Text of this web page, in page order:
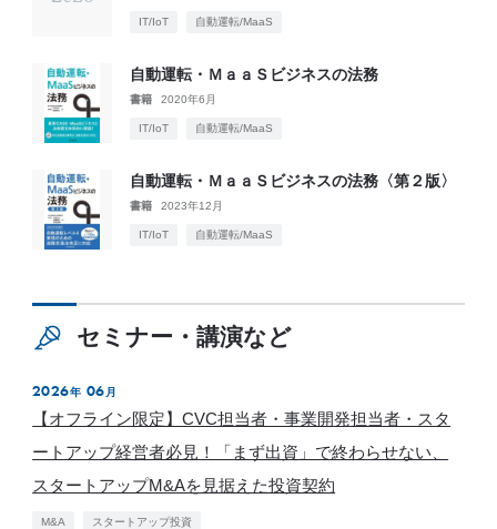
IT/IoT 自動運転/MaaS
自動運転・ＭａａＳビジネスの法務
書籍 2020年6月
IT/IoT 自動運転/MaaS
自動運転・ＭａａＳビジネスの法務〈第２版〉
書籍 2023年12月
IT/IoT 自動運転/MaaS
セミナー・講演など
2026年 06 月
【オフライン限定】CVC担当者・事業開発担当者・スタ
ートアップ経営者必見！「まず出資」で終わらせない、
スタートアップM&Aを見据えた投資契約
M&A スタートアップ投資